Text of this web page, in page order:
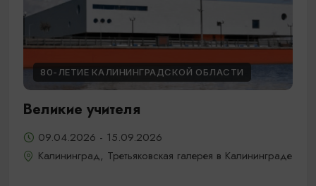
80-ЛЕТИЕ КАЛИНИНГРАДСКОЙ ОБЛАСТИ
Великие учителя
09.04.2026 - 15.09.2026
Калининград, Третьяковская галерея в Калининграде